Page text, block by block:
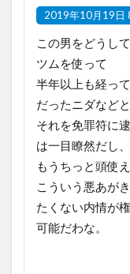
2019年10月19日
この男をどうし
ツムを使って
半年以上も経っ
だったニダなど
それを免罪符に
は一目瞭然だし
もうちっと頭使
こういう悪あが
たくない内情が
可能だわな。